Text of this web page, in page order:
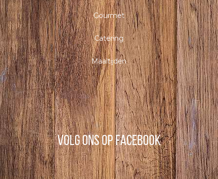
Gourmet
Catering
Maaltijden
Volg ons op Facebook